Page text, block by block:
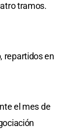
tramos.
repartidos en
el mes de